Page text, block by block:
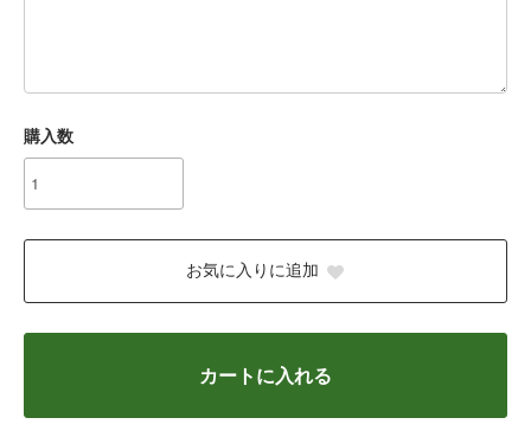
購入数
お気に入りに追加
カートに入れる